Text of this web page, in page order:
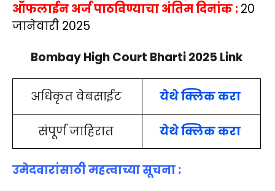
ऑफलाईन अर्ज पाठविण्याचा अंतिम दिनांक :20
जानेवारी 2025
Bombay High Court Bharti 2025 Link
अधिकृत वेबसाईट येथेक्लिककरा
संपूर्ण जाहिरात येथे क्लिककरा
उमेदवारांसाठी महत्वाच्या सूचना :